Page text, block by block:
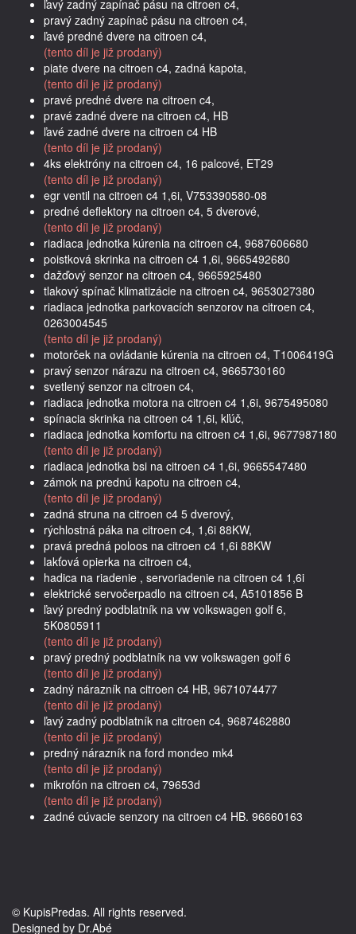
ľavý zadný zapínač pásu na citroen c4,
pravý zadný zapínač pásu na citroen c4,
ľavé predné dvere na citroen c4,
(tento díl je již prodaný)
piate dvere na citroen c4, zadná kapota,
(tento díl je již prodaný)
pravé predné dvere na citroen c4,
pravé zadné dvere na citroen c4, HB
ľavé zadné dvere na citroen c4 HB
(tento díl je již prodaný)
4ks elektróny na citroen c4, 16 palcové, ET29
(tento díl je již prodaný)
egr ventil na citroen c4 1,6i, V753390580-08
predné deflektory na citroen c4, 5 dverové,
(tento díl je již prodaný)
riadiaca jednotka kúrenia na citroen c4, 9687606680
poistková skrinka na citroen c4 1,6i, 9665492680
dažďový senzor na citroen c4, 9665925480
tlakový spínač klimatizácie na citroen c4, 9653027380
riadiaca jednotka parkovacích senzorov na citroen c4,
0263004545
(tento díl je již prodaný)
motorček na ovládanie kúrenia na citroen c4, T1006419G
pravý senzor nárazu na citroen c4, 9665730160
svetlený senzor na citroen c4,
riadiaca jednotka motora na citroen c4 1,6i, 9675495080
spínacia skrinka na citroen c4 1,6i, kľúč,
riadiaca jednotka komfortu na citroen c4 1,6i, 9677987180
(tento díl je již prodaný)
riadiaca jednotka bsi na citroen c4 1,6i, 9665547480
zámok na prednú kapotu na citroen c4,
(tento díl je již prodaný)
zadná struna na citroen c4 5 dverový,
rýchlostná páka na citroen c4, 1,6i 88KW,
pravá predná poloos na citroen c4 1,6i 88KW
lakťová opierka na citroen c4,
hadica na riadenie , servoriadenie na citroen c4 1,6i
elektrické servočerpadlo na citroen c4, A5101856 B
ľavý predný podblatník na vw volkswagen golf 6,
5K0805911
(tento díl je již prodaný)
pravý predný podblatník na vw volkswagen golf 6
(tento díl je již prodaný)
zadný nárazník na citroen c4 HB, 9671074477
(tento díl je již prodaný)
ľavý zadný podblatník na citroen c4, 9687462880
(tento díl je již prodaný)
predný nárazník na ford mondeo mk4
(tento díl je již prodaný)
mikrofón na citroen c4, 79653d
(tento díl je již prodaný)
zadné cúvacie senzory na citroen c4 HB. 96660163
© KupisPredas. All rights reserved.
Designed by Dr.Abé